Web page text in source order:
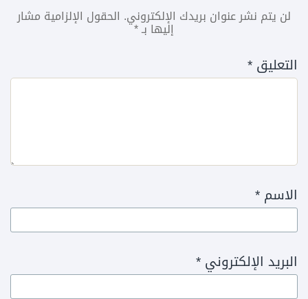
لن يتم نشر عنوان بريدك الإلكتروني. الحقول الإلزامية مشار
إليها بـ*
التعليق*
الاسم*
البريد الإلكتروني*